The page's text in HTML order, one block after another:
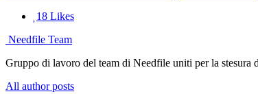
18 Likes
Needfile Team
Gruppo di lavoro del team di Needfile uniti per la stesura
All author posts